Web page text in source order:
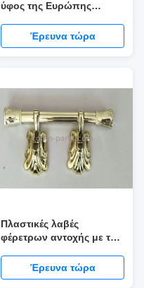
ύφος της Ευρώπης
ορείχαλκου/
συναρμολογήσεων
Έρευνα τώρα
Πλαστικές λαβές
φέρετρων αντοχής με την
Έρευνα τώρα